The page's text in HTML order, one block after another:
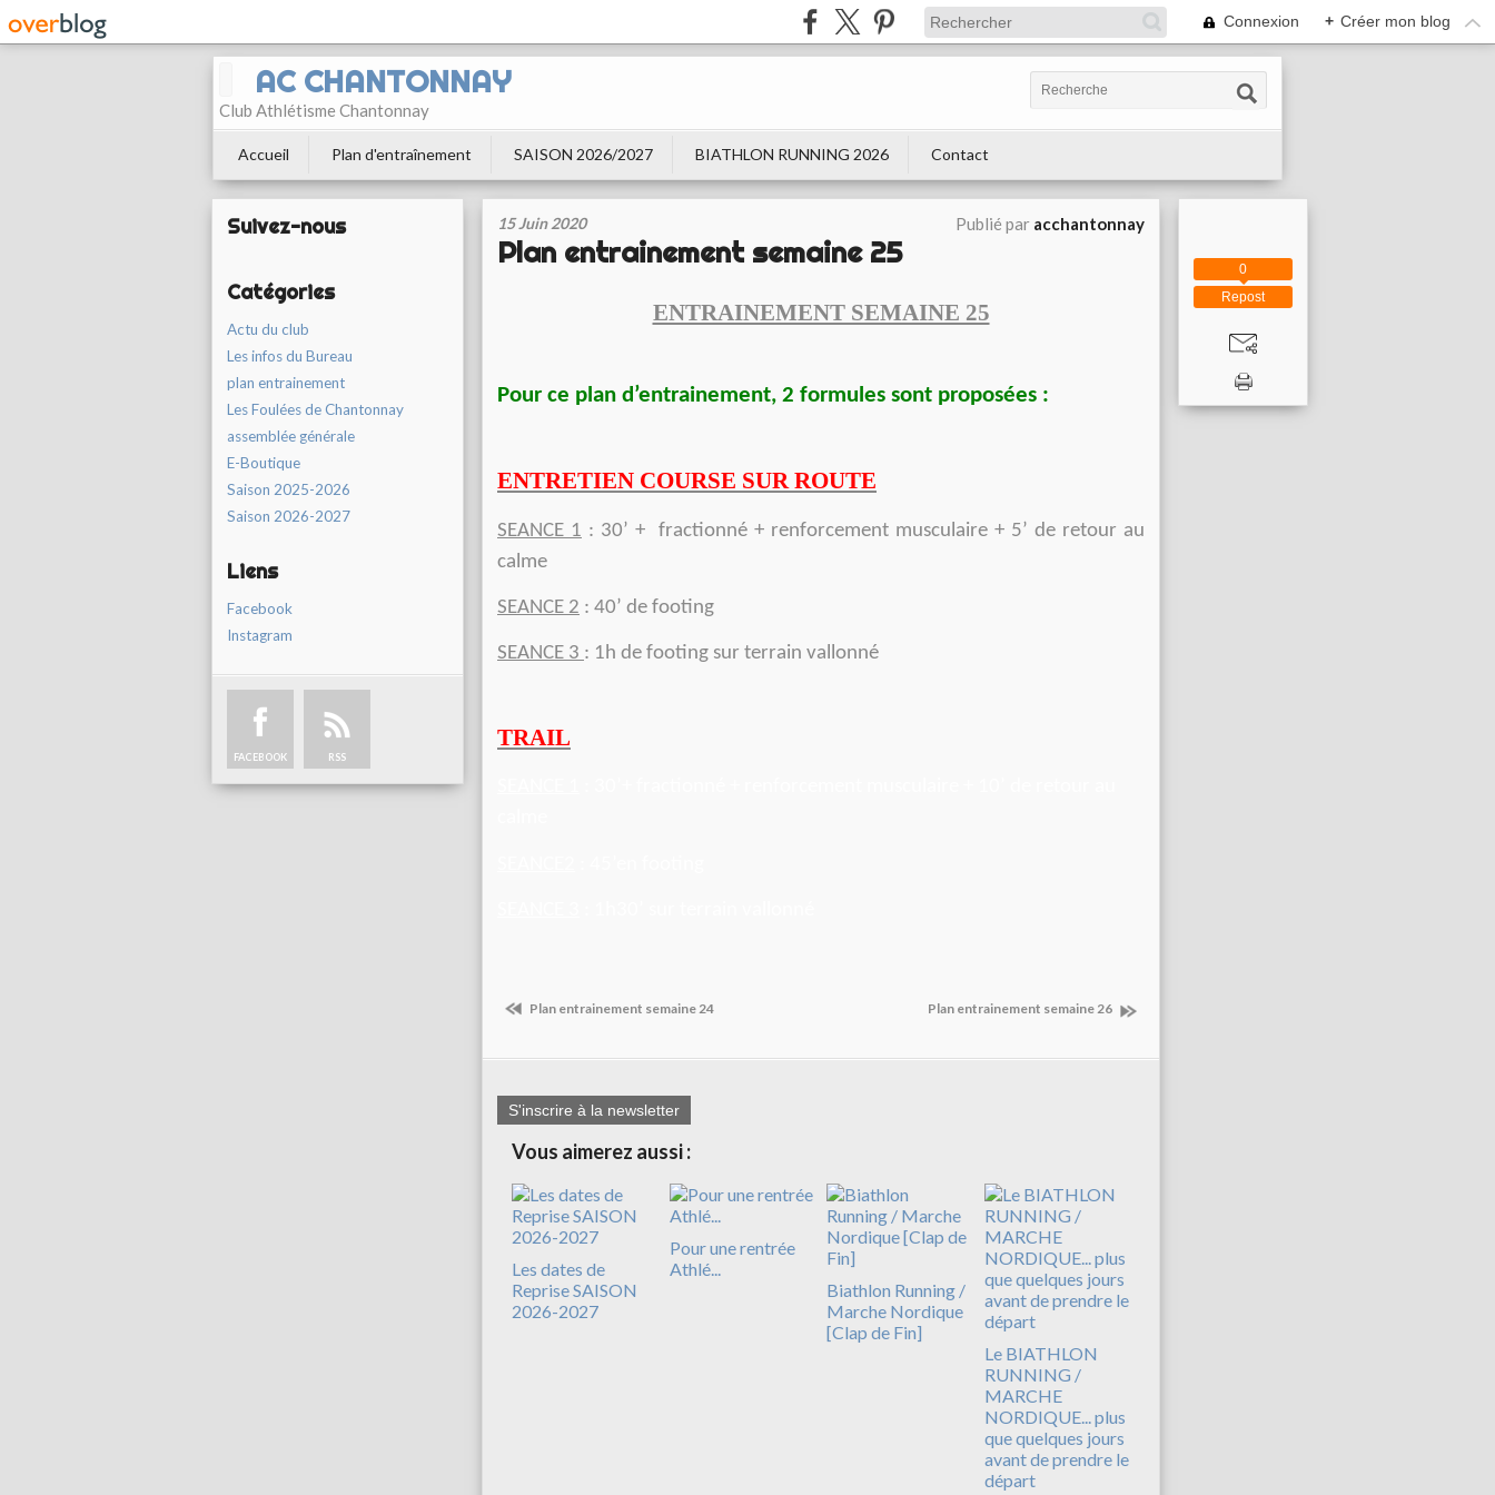
Connexion + Créer mon blog
AC CHANTONNAY
Club Athlétisme Chantonnay
Accueil Plan d'entraînement SAISON 2026/2027 BIATHLON RUNNING 2026 Contact
Suivez-nous
Catégories
Actu du club
Les infos du Bureau
plan entrainement
Les Foulées de Chantonnay
assemblée générale
E-Boutique
Saison 2025-2026
Saison 2026-2027
Liens
Facebook
Instagram
FACEBOOK RSS
15 Juin 2020 Publié par acchantonnay
Plan entrainement semaine 25
ENTRAINEMENT SEMAINE 25
Pour ce plan d’entrainement, 2 formules sont proposées :
ENTRETIEN COURSE SUR ROUTE
SEANCE 1 : 30’ + fractionné + renforcement musculaire + 5’ de retour au
calme
SEANCE 2 : 40’ de footing
SEANCE 3 : 1h de footing sur terrain vallonné
TRAIL
Plan entrainement semaine 24 Plan entrainement semaine 26
S'inscrire à la newsletter
Vous aimerez aussi :
Les dates de
Reprise SAISON
2026-2027
Pour une rentrée
Athlé...
Biathlon Running /
Marche Nordique
[Clap de Fin]
Le BIATHLON
RUNNING /
MARCHE
NORDIQUE... plus
que quelques jours
avant de prendre le
départ
Repost
0